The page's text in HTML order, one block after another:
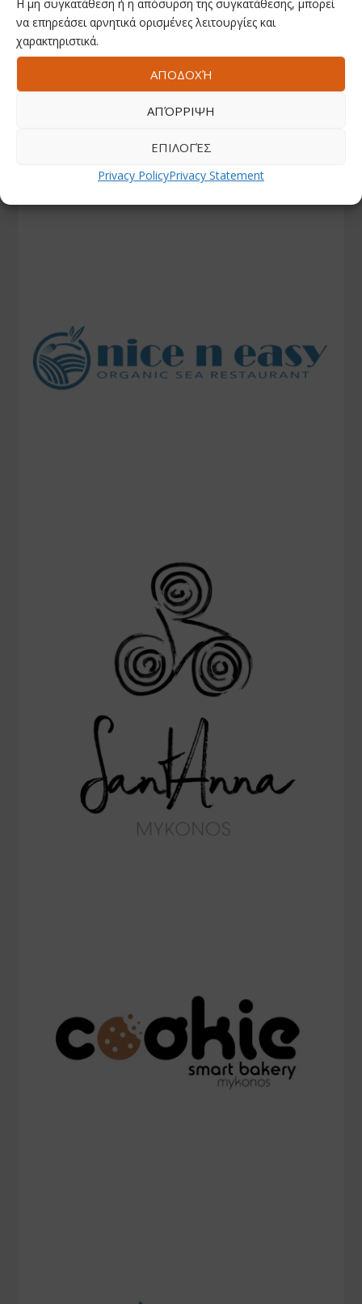
Η μη συγκατάθεση ή η απόσυρση της συγκατάθεσης, μπορεί
να επηρεάσει αρνητικά ορισμένες λειτουργίες και
χαρακτηριστικά.
ΑΠΟΔΟΧΉ
ΑΠΌΡΡΙΨΗ
ΕΠΙΛΟΓΈΣ
Privacy PolicyPrivacy Statement